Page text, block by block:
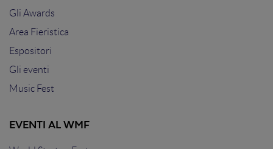
Gli Awards
Area Fieristica
Espositori
Gli eventi
Music Fest
EVENTI AL WMF